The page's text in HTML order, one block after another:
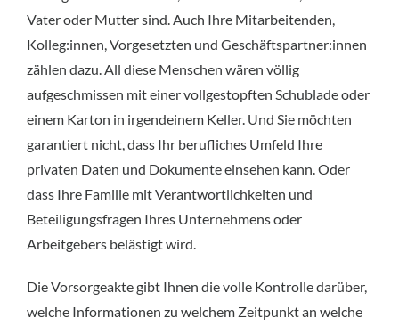
Vater oder Mutter sind. Auch Ihre Mitarbeitenden,
Kolleg:innen, Vorgesetzten und Geschäftspartner:innen
zählen dazu. All diese Menschen wären völlig
aufgeschmissen mit einer vollgestopften Schublade oder
einem Karton in irgendeinem Keller. Und Sie möchten
garantiert nicht, dass Ihr berufliches Umfeld Ihre
privaten Daten und Dokumente einsehen kann. Oder
dass Ihre Familie mit Verantwortlichkeiten und
Beteiligungsfragen Ihres Unternehmens oder
Arbeitgebers belästigt wird.
Die Vorsorgeakte gibt Ihnen die volle Kontrolle darüber,
welche Informationen zu welchem Zeitpunkt an welche